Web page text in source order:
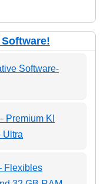
Software-
Premium KI
Ultra
Flexibles